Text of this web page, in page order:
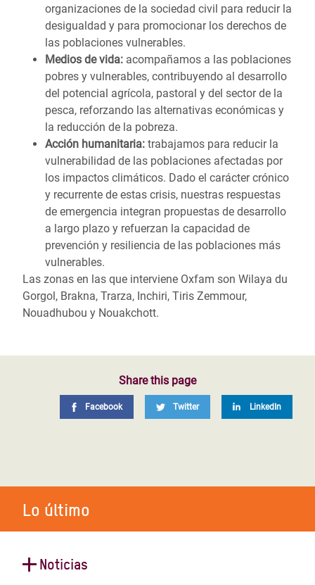
organizaciones de la sociedad civil para reducir la
desigualdad y para promocionar los derechos de
las poblaciones vulnerables.
Medios de vida: acompañamos a las poblaciones
pobres y vulnerables, contribuyendo al desarrollo
del potencial agrícola, pastoral y del sector de la
pesca, reforzando las alternativas económicas y
la reducción de la pobreza.
Acción humanitaria: trabajamos para reducir la
vulnerabilidad de las poblaciones afectadas por
los impactos climáticos. Dado el carácter crónico
y recurrente de estas crisis, nuestras respuestas
de emergencia integran propuestas de desarrollo
a largo plazo y refuerzan la capacidad de
prevención y resiliencia de las poblaciones más
vulnerables.
Las zonas en las que interviene Oxfam son Wilaya du
Gorgol, Brakna, Trarza, Inchiri, Tiris Zemmour,
Nouadhubou y Nouakchott.
Share this page
Facebook Twitter LinkedIn
Lo último
Noticias